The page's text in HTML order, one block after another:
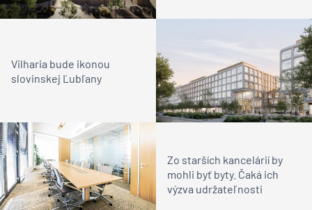
Vilharia bude ikonou
slovinskej Ľubľany
Zo starších kancelárií by
mohli byť byty. Čaká ich
výzva udržateľnosti